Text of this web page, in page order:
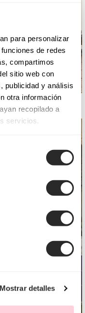
para personalizar
de redes
compartimos
sitio web con
publicidad y análisis
otra información
recopilado a
servicios.
Mostrar detalles